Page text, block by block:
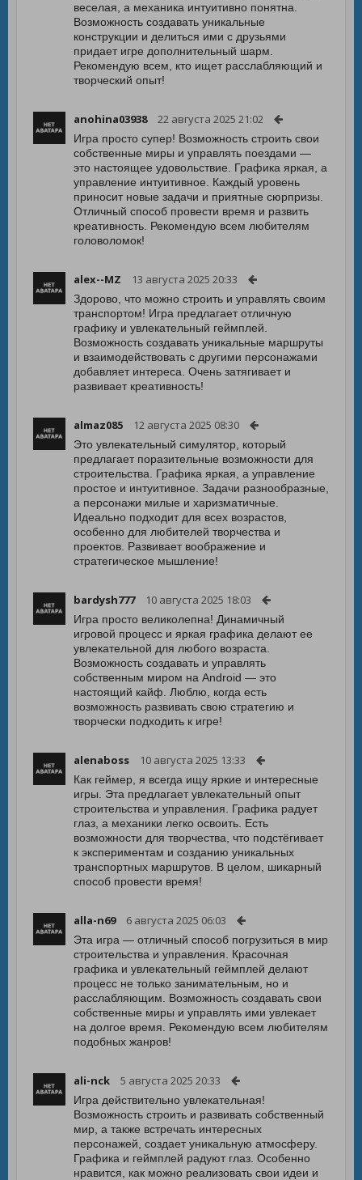
веселая, а механика интуитивно понятна.
Возможность создавать уникальные
конструкции и делиться ими с друзьями
придает игре дополнительный шарм.
Рекомендую всем, кто ищет расслабляющий и
творческий опыт!
anohina03938 22 августа 2025 21:02
Игра просто супер! Возможность строить свои
собственные миры и управлять поездами —
это настоящее удовольствие. Графика яркая, а
управление интуитивное. Каждый уровень
приносит новые задачи и приятные сюрпризы.
Отличный способ провести время и развить
креативность. Рекомендую всем любителям
головоломок!
alex--MZ 13 августа 2025 20:33
Здорово, что можно строить и управлять своим
транспортом! Игра предлагает отличную
графику и увлекательный геймплей.
Возможность создавать уникальные маршруты
и взаимодействовать с другими персонажами
добавляет интереса. Очень затягивает и
развивает креативность!
almaz085 12 августа 2025 08:30
Это увлекательный симулятор, который
предлагает поразительные возможности для
строительства. Графика яркая, а управление
простое и интуитивное. Задачи разнообразные,
а персонажи милые и харизматичные.
Идеально подходит для всех возрастов,
особенно для любителей творчества и
проектов. Развивает воображение и
стратегическое мышление!
bardysh777 10 августа 2025 18:03
Игра просто великолепна! Динамичный
игровой процесс и яркая графика делают ее
увлекательной для любого возраста.
Возможность создавать и управлять
собственным миром на Android — это
настоящий кайф. Люблю, когда есть
возможность развивать свою стратегию и
творчески подходить к игре!
alenaboss 10 августа 2025 13:33
Как геймер, я всегда ищу яркие и интересные
игры. Эта предлагает увлекательный опыт
строительства и управления. Графика радует
глаз, а механики легко освоить. Есть
возможности для творчества, что подстёгивает
к экспериментам и созданию уникальных
транспортных маршрутов. В целом, шикарный
способ провести время!
alla-n69 6 августа 2025 06:03
Эта игра — отличный способ погрузиться в мир
строительства и управления. Красочная
графика и увлекательный геймплей делают
процесс не только занимательным, но и
расслабляющим. Возможность создавать свои
собственные миры и управлять ими увлекает
на долгое время. Рекомендую всем любителям
подобных жанров!
ali-nck 5 августа 2025 20:33
Игра действительно увлекательная!
Возможность строить и развивать собственный
мир, а также встречать интересных
персонажей, создает уникальную атмосферу.
Графика и геймплей радуют глаз. Особенно
нравится, как можно реализовать свои идеи и